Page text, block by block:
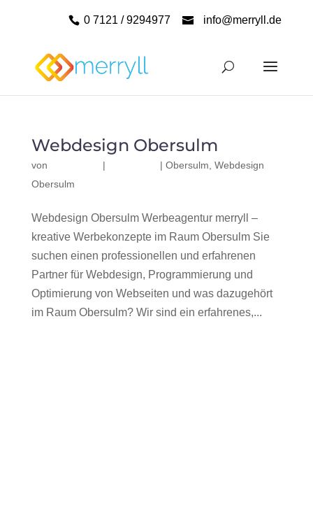
0 7121 / 9294977 info@merryll.de
Webdesign Obersulm
von | | Obersulm Webdesign
Obersulm
Webdesign Obersulm Werbeagentur merryll –
kreative Werbekonzepte im Raum Obersulm Sie
suchen einen professionellen und erfahrenen
Partner für Webdesign, Programmierung und
Optimierung von Webseiten und was dazugehört
im Raum Obersulm? Wir sind ein erfahrenes,...